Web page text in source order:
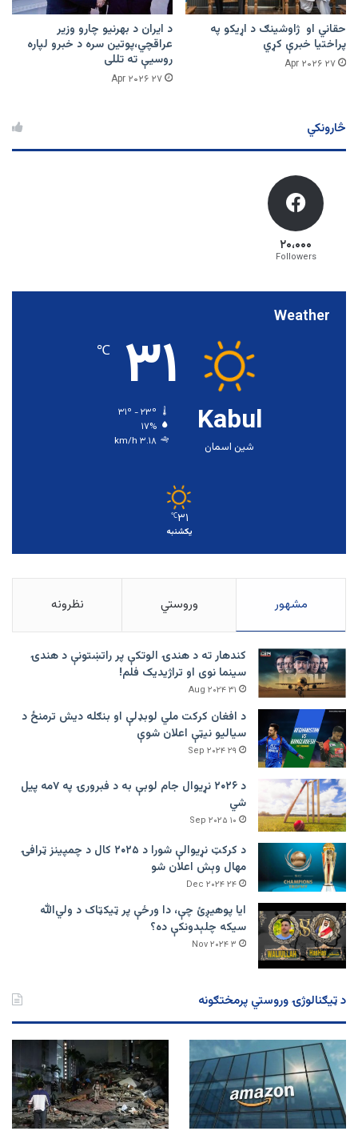
حقاني او ژاوشینګ د اړیکو په
پراختیا خبرې کړي
۲۷ Apr ۲۰۲۶
د ایران د بهرنیو چارو وزیر
عراقچي،پوتین سره د خبرو لپاره
روسیې ته تللی
۲۷ Apr ۲۰۲۶
څارونکي
۲۰،۰۰۰
Followers
Weather
Kabul
شین اسمان
۳۱ ℃
۱۷%
۳.۱۸ km/h
۳۱℃
یکشنبه
مشهور وروستي نظرونه
کندهار ته د هندۍ الوتکې پر راتښتونې د هندۍ
سینما نوی او تراژيديک فلم!
۳۱ Aug ۲۰۲۴
د افغان کرکت ملي لوبډلې او بنګله دیش ترمنځ د
سیالیو نیټې اعلان شوې
۲۹ Sep ۲۰۲۴
د ۲۰۲۶ نړیوال جام لوبې به د فبرورۍ په ۷مه پیل
شي
۱۰ Sep ۲۰۲۵
د کرکټ نړیوالې شورا د ۲۰۲۵ کال د چمپینز ټرافۍ
مهال وېش اعلان شو
۲۴ Dec ۲۰۲۴
ایا پوهیږئ چې، دا ورځې پر ټيکټاک د ولي‌الله
سیکه چلېدونکې ده؟
۳ Nov ۲۰۲۴
د ټیګنالوژۍ وروستي پرمختګونه